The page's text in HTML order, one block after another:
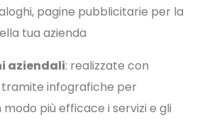
pagine pubblicitarie per la
tua azienda
aziendali: realizzate con
tramite infografiche per
più efficace i servizi e gli